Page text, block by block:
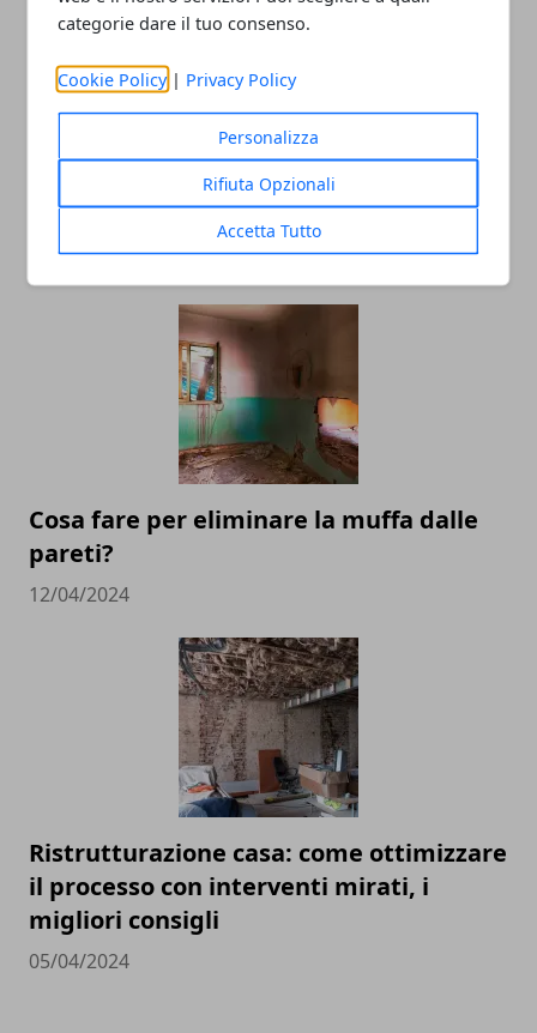
categorie dare il tuo consenso.
Cookie Policy | Privacy Policy
Personalizza
Rifiuta Opzionali
Accetta Tutto
Come comportarsi in caso di incendio? E
come prevenirlo?
06/06/2025
Cosa fare per eliminare la muffa dalle
pareti?
12/04/2024
Ristrutturazione casa: come ottimizzare
il processo con interventi mirati, i
migliori consigli
05/04/2024